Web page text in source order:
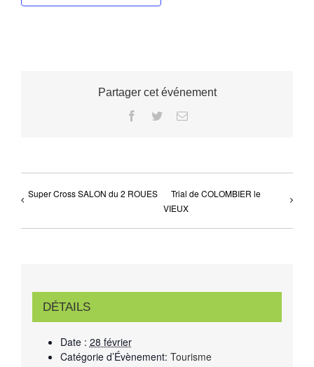
Partager cet événement
Facebook
TwitterEmail
Super Cross SALON du 2 ROUES
Trial de COLOMBIER le
VIEUX
DÉTAILS
Date : 28 février
Catégorie d’Évènement: Tourisme